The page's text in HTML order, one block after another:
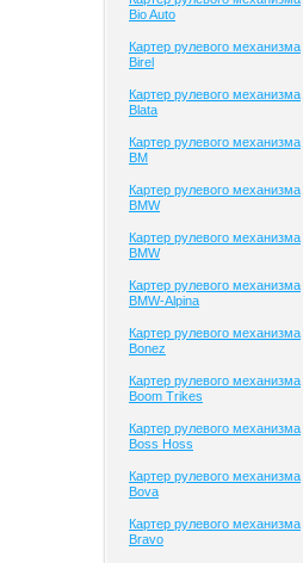
Bio Auto
Картер рулевого механизма
Birel
Картер рулевого механизма
Blata
Картер рулевого механизма
BM
Картер рулевого механизма
BMW
Картер рулевого механизма
BMW
Картер рулевого механизма
BMW-Alpina
Картер рулевого механизма
Bonez
Картер рулевого механизма
Boom Trikes
Картер рулевого механизма
Boss Hoss
Картер рулевого механизма
Bova
Картер рулевого механизма
Bravo